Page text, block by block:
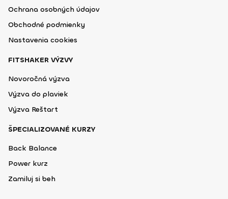
Ochrana osobných údajov
Obchodné podmienky
Nastavenia cookies
FITSHAKER VÝZVY
Novoročná výzva
Výzva do plaviek
Výzva Reštart
ŠPECIALIZOVANÉ KURZY
Back Balance
Power kurz
Zamiluj si beh